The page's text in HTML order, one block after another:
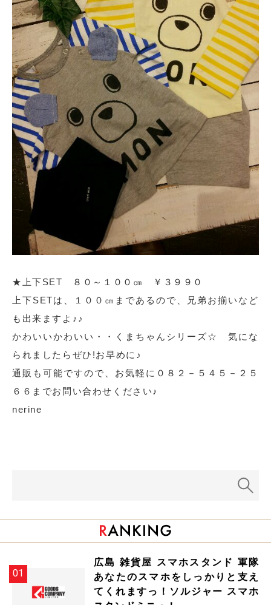
★上下SET ８０～１００㎝ ￥３９９０
上下SETは、１００㎝まであるので、兄弟お揃いなど
も出来ますよ♪♪
かわいいかわいい・・くまちゃんシリーズ☆ 気にな
られましたらぜひ!お早めに♪
通販も可能ですので、お気軽に０８２－５４５－２５
６６までお問い合わせください♪
nerine
広島 雑貨屋 スマホスタンド 軍隊
あなたのスマホをしっかりと支え
てくれますっ！ソルジャー スマホ